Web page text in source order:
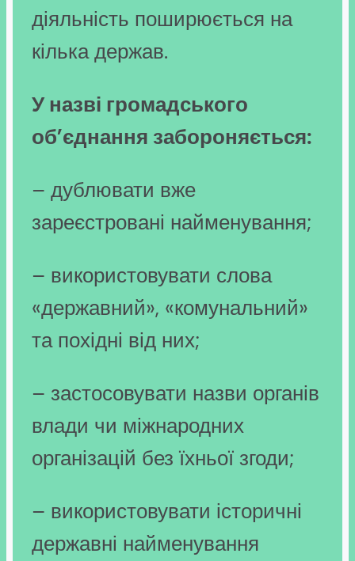
діяльність поширюється на
кілька держав.
У назві громадського
об’єднання забороняється:
– дублювати вже
зареєстровані найменування;
– використовувати слова
«державний», «комунальний»
та похідні від них;
– застосовувати назви органів
влади чи міжнародних
організацій без їхньої згоди;
– використовувати історичні
державні найменування